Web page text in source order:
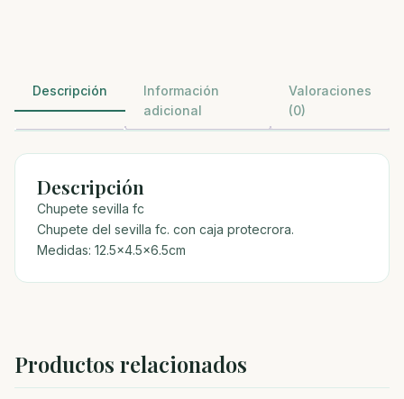
Descripción
Información
adicional
Valoraciones
(0)
Descripción
Chupete sevilla fc
Chupete del sevilla fc. con caja protecrora.
Medidas: 12.5×4.5×6.5cm
Productos relacionados